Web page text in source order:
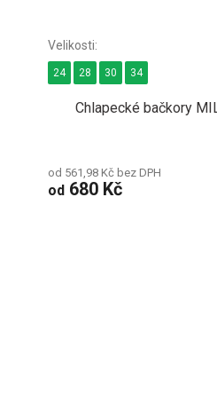
Chlapecké bačkory
od 561,98 Kč bez DPH
od 680 Kč
24 28 30 34